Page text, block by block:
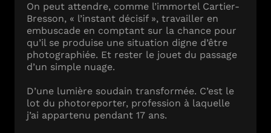
On peut attendre, comme l’immortel Cartier-
Bresson, « l’instant décisif », travailler en
embuscade en comptant sur la chance pour
qu’il se produise une situation digne d’être
photographiée. Et rester le jouet du passage
d’un simple nuage.
D’une lumière soudain transformée. C’est le
lot du photoreporter, profession à laquelle
j’ai appartenu pendant 17 ans.